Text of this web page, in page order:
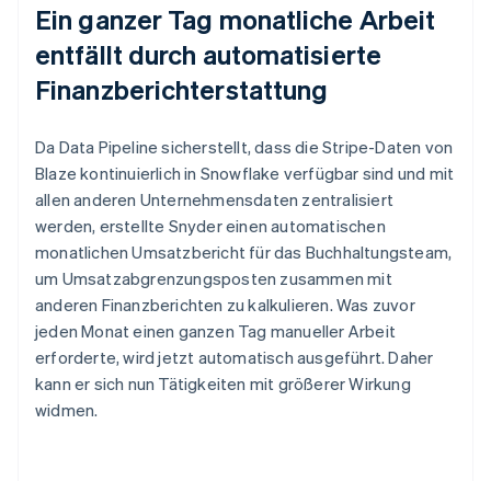
Ein ganzer Tag monatliche Arbeit
entfällt durch automatisierte
Finanzberichterstattung
Da Data Pipeline sicherstellt, dass die Stripe-Daten von
Blaze kontinuierlich in Snowflake verfügbar sind und mit
allen anderen Unternehmensdaten zentralisiert
werden, erstellte Snyder einen automatischen
monatlichen Umsatzbericht für das Buchhaltungsteam,
um Umsatzabgrenzungsposten zusammen mit
anderen Finanzberichten zu kalkulieren. Was zuvor
jeden Monat einen ganzen Tag manueller Arbeit
erforderte, wird jetzt automatisch ausgeführt. Daher
kann er sich nun Tätigkeiten mit größerer Wirkung
widmen.